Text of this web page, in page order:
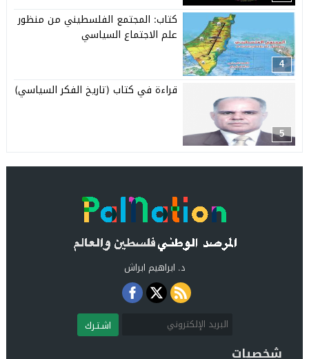
4
كتاب: المجتمع الفلسطيني من منظور
علم الاجتماع السياسي
5
قراءة في كتاب (تاريخ الفكر السياسي)
د. ابراهيم ابراش
اشـتـرك
شخصيات